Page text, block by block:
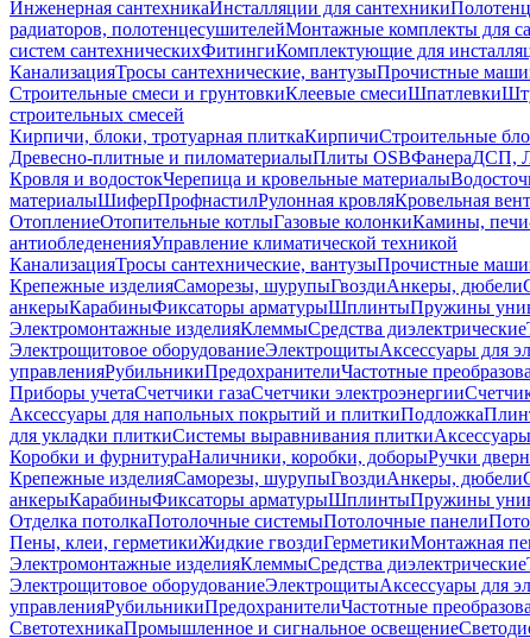
Инженерная сантехникаИнсталляции для сантехники
радиаторов, полотенцесушителейМонтажные комплекты для
систем сантехническихФитингиКомплектующие для
КанализацияТросы сантехнические, вантузыПрочистные
Строительные смеси и грунтовкиКлеевые смесиШпатлевки
строительных смесей
Кирпичи, блоки, тротуарная плиткаКирпичиСтроительные
Древесно-плитные и пиломатериалыПлиты OSBФанераДСП,
Кровля и водостокЧерепица и кровельные материалы
материалыШиферПрофнастилРулонная кровляКровельная
ОтоплениеОтопительные котлыГазовые колонкиКамины,
антиобледененияУправление климатической техникой
КанализацияТросы сантехнические, вантузыПрочистные
Крепежные изделияСаморезы, шурупыГвоздиАнкеры, дюбели
анкерыКарабиныФиксаторы арматурыШплинтыПружины
Электромонтажные изделияКлеммыСредства диэлектрические
Электрощитовое оборудованиеЭлектрощитыАксессуары для
управленияРубильникиПредохранителиЧастотные
Приборы учетаСчетчики газаСчетчики электроэнергии
Аксессуары для напольных покрытий и плиткиПодложка
для укладки плиткиСистемы выравнивания плитки
Коробки и фурнитураНаличники, коробки, доборыРучки
Крепежные изделияСаморезы, шурупыГвоздиАнкеры, дюбели
анкерыКарабиныФиксаторы арматурыШплинтыПружины
Отделка потолкаПотолочные системыПотолочные панели
Пены, клеи, герметикиЖидкие гвоздиГерметикиМонтажная
Электромонтажные изделияКлеммыСредства диэлектрические
Электрощитовое оборудованиеЭлектрощитыАксессуары для
управленияРубильникиПредохранителиЧастотные
СветотехникаПромышленное и сигнальное освещение